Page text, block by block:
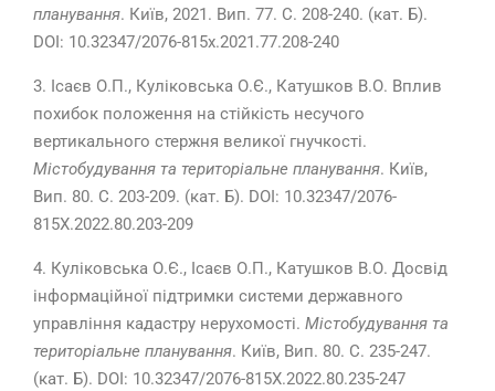
планування. Київ, 2021. Вип. 77. С. 208-240. (кат. Б).
DOI: 10.32347/2076-815x.2021.77.208-240
3. Ісаєв О.П., Куліковська О.Є., Катушков В.О. Вплив
похибок положення на стійкість несучого
вертикального стержня великої гнучкості.
Містобудування та територіальне планування. Київ,
Вип. 80. С. 203-209. (кат. Б). DOI: 10.32347/2076-
815X.2022.80.203-209
4. Куліковська О.Є., Ісаєв О.П., Катушков В.О. Досвід
інформаційної підтримки системи державного
управління кадастру нерухомості. Містобудування та
територіальне планування. Київ, Вип. 80. С. 235-247.
(кат. Б). DOI: 10.32347/2076-815X.2022.80.235-247